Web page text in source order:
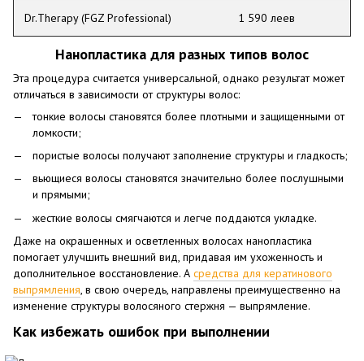
Dr.Therapy (FGZ Professional) 1 590 леев
Нанопластика для разных типов волос
Эта процедура считается универсальной, однако результат может
отличаться в зависимости от структуры волос:
тонкие волосы становятся более плотными и защищенными от
ломкости;
пористые волосы получают заполнение структуры и гладкость;
вьющиеся волосы становятся значительно более послушными
и прямыми;
жесткие волосы смягчаются и легче поддаются укладке.
Даже на окрашенных и осветленных волосах нанопластика
помогает улучшить внешний вид, придавая им ухоженность и
дополнительное восстановление. А средства для кератинового
выпрямления, в свою очередь, направлены преимущественно на
изменение структуры волосяного стержня — выпрямление.
Как избежать ошибок при выполнении